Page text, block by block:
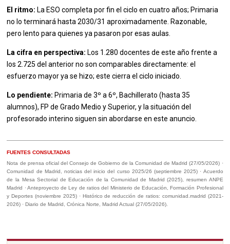
El ritmo: La ESO completa por fin el ciclo en cuatro años; Primaria
no lo terminará hasta 2030/31 aproximadamente. Razonable,
pero lento para quienes ya pasaron por esas aulas.
La cifra en perspectiva: Los 1.280 docentes de este año frente a
los 2.725 del anterior no son comparables directamente: el
esfuerzo mayor ya se hizo; este cierra el ciclo iniciado.
Lo pendiente: Primaria de 3º a 6º, Bachillerato (hasta 35
alumnos), FP de Grado Medio y Superior, y la situación del
profesorado interino siguen sin abordarse en este anuncio.
FUENTES CONSULTADAS
Nota de prensa oficial del Consejo de Gobierno de la Comunidad de Madrid (27/05/2026) ·
Comunidad de Madrid, noticias del inicio del curso 2025/26 (septiembre 2025) · Acuerdo
de la Mesa Sectorial de Educación de la Comunidad de Madrid (2025), resumen ANPE
Madrid · Anteproyecto de Ley de ratios del Ministerio de Educación, Formación Profesional
y Deportes (noviembre 2025) · Histórico de reducción de ratios: comunidad.madrid (2021-
2026) · Diario de Madrid, Crónica Norte, Madrid Actual (27/05/2026).